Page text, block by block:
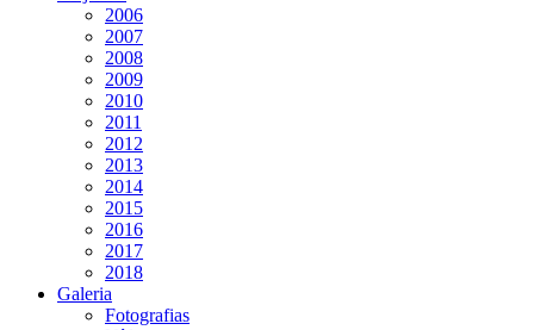
2006
2007
2008
2009
2010
2011
2012
2013
2014
2015
2016
2017
2018
Galeria
Fotografias